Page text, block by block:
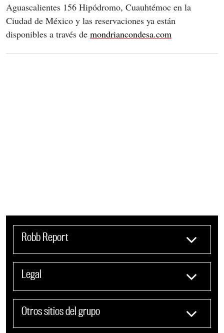
Aguascalientes 156 Hipódromo, Cuauhtémoc en la
Ciudad de México y las reservaciones ya están
disponibles a través de mondriancondesa.com
Robb Report
Legal
Otros sitios del grupo